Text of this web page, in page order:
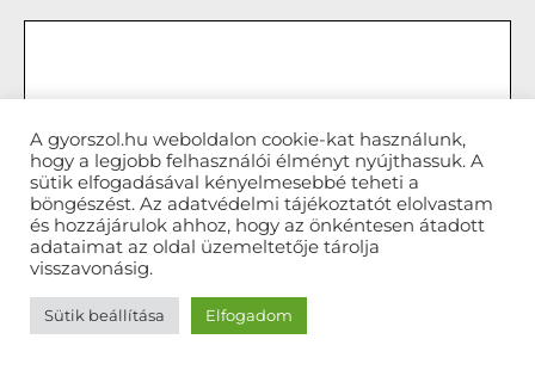
Csőszerelő
A gyorszol.hu weboldalon cookie-kat használunk,
hogy a legjobb felhasználói élményt nyújthassuk. A
sütik elfogadásával kényelmesebbé teheti a
böngészést. Az adatvédelmi tájékoztatót elolvastam
és hozzájárulok ahhoz, hogy az önkéntesen átadott
adataimat az oldal üzemeltetője tárolja
visszavonásig.
Sütik beállítása Elfogadom